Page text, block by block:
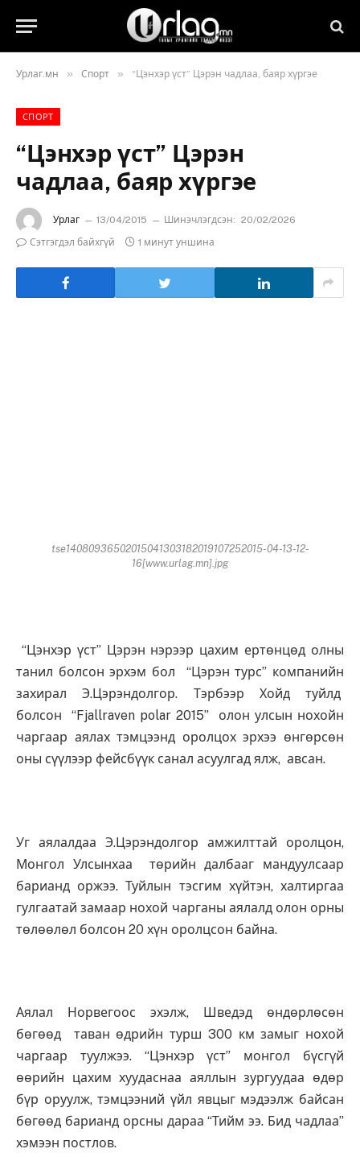
Урлаг.мн » Спорт » “Цэнхэр үст” Цэрэн чадлаа, баяр хүргэе
СПОРТ
“Цэнхэр үст” Цэрэн
чадлаа, баяр хүргэе
Урлаг 13/04/2015 Шинэчлэгдсэн: 20/02/2026
Сэтгэгдэл байхгүй
1 минут уншина
tse14080936502015041303182019107252015-04-13-12-
16[www.urlag.mn].jpg
“Цэнхэр үст” Цэрэн нэрээр цахим ертөнцөд олны
танил болсон эрхэм бол “Цэрэн турс” компанийн
захирал Э.Цэрэндолгор. Тэрбээр Хойд туйлд
болсон “Fjallraven polar 2015” олон улсын нохойн
чаргаар аялах тэмцээнд оролцох эрхээ өнгөрсөн
оны сүүлээр фейсбүүк санал асуулгад ялж, авсан.
Уг аялалдаа Э.Цэрэндолгор амжилттай оролцон,
Монгол Улсынхаа төрийн далбааг мандуулсаар
барианд оржээ. Туйлын тэсгим хүйтэн, халтиргаа
гулгаатай замаар нохой чарганы аялалд олон орны
төлөөлөл болсон 20 хүн оролцсон байна.
Аялал Норвегоос эхэлж, Шведэд өндөрлөсөн
бөгөөд таван өдрийн турш 300 км замыг нохой
чаргаар туулжээ. “Цэнхэр үст” монгол бүсгүй
өөрийн цахим хуудаснаа аяллын зургуудаа өдөр
бүр оруулж, тэмцээний үйл явцыг мэдээлж байсан
бөгөөд барианд орсны дараа “Тийм ээ. Бид чадлаа”
хэмээн постлов.